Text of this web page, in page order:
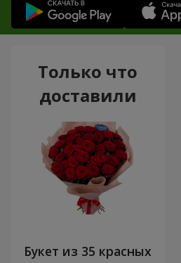
Только что
доставили
Букет из 35 красных